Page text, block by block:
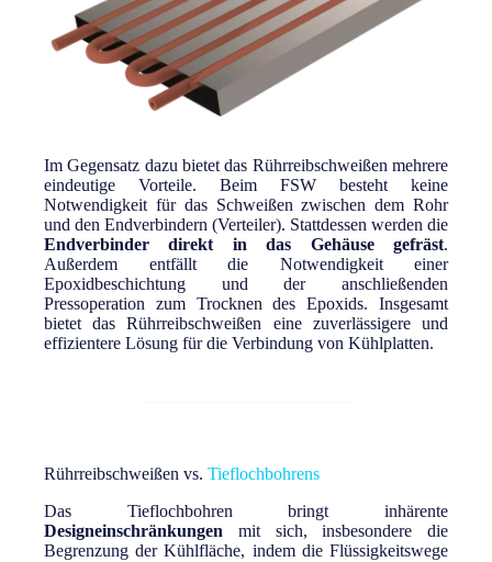
Im Gegensatz dazu bietet das Rührreibschweißen mehrere
eindeutige Vorteile. Beim FSW besteht keine
Notwendigkeit für das Schweißen zwischen dem Rohr
und den Endverbindern (Verteiler). Stattdessen werden die
Endverbinder direkt in das Gehäuse gefräst.
Außerdem entfällt die Notwendigkeit einer
Epoxidbeschichtung und der anschließenden
Pressoperation zum Trocknen des Epoxids. Insgesamt
bietet das Rührreibschweißen eine zuverlässigere und
effizientere Lösung für die Verbindung von Kühlplatten.
Rührreibschweißen vs. Tieflochbohrens
Das Tieflochbohren bringt inhärente
Designeinschränkungen mit sich, insbesondere die
Begrenzung der Kühlfläche, indem die Flüssigkeitswege